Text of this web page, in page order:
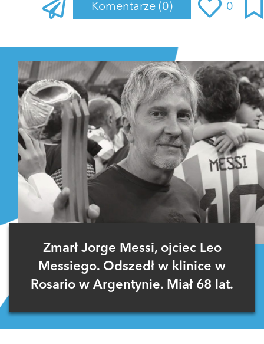
Komentarze (0) 0
Zmarł Jorge Messi, ojciec Leo
Messiego. Odszedł w klinice w
Rosario w Argentynie. Miał 68 lat.